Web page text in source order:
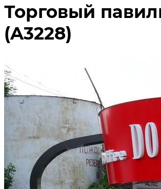
Торговый
(A3228)